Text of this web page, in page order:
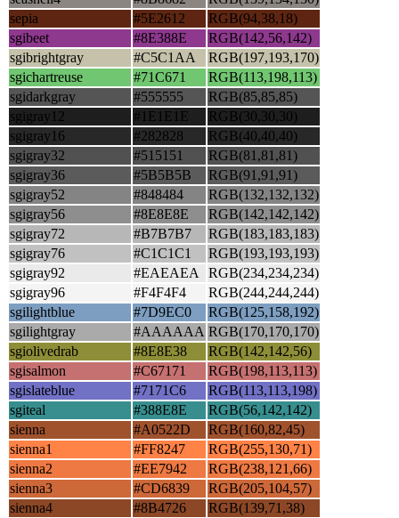
sepia
#5E2612
RGB(94,38,18)
sgibeet
#8E388E
RGB(142,56,142)
sgibrightgray
#C5C1AA
RGB(197,193,170)
sgichartreuse
#71C671
RGB(113,198,113)
sgidarkgray
#555555
RGB(85,85,85)
sgigray12
#1E1E1E
RGB(30,30,30)
sgigray16
#282828
RGB(40,40,40)
sgigray32
#515151
RGB(81,81,81)
sgigray36
#5B5B5B
RGB(91,91,91)
sgigray52
#848484
RGB(132,132,132)
sgigray56
#8E8E8E
RGB(142,142,142)
sgigray72
#B7B7B7
RGB(183,183,183)
sgigray76
#C1C1C1
RGB(193,193,193)
sgigray92
#EAEAEA
RGB(234,234,234)
sgigray96
#F4F4F4
RGB(244,244,244)
sgilightblue
#7D9EC0
RGB(125,158,192)
sgilightgray
#AAAAAA RGB(170,170,170)
sgiolivedrab
#8E8E38
RGB(142,142,56)
sgisalmon
#C67171
RGB(198,113,113)
sgislateblue
#7171C6
RGB(113,113,198)
sgiteal
#388E8E
RGB(56,142,142)
sienna
#A0522D
RGB(160,82,45)
sienna1
#FF8247
RGB(255,130,71)
sienna2
#EE7942
RGB(238,121,66)
sienna3
#CD6839
RGB(205,104,57)
sienna4
#8B4726
RGB(139,71,38)